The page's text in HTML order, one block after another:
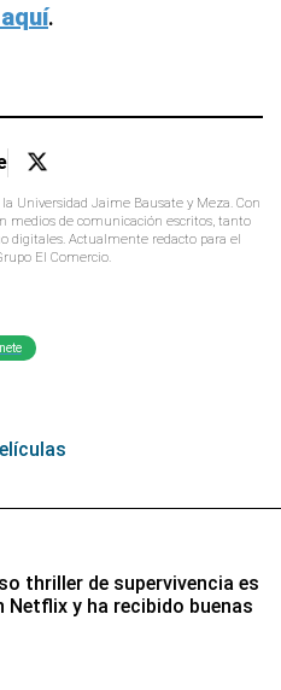
.
Universidad Jaime Bausate y Meza. Con
medios de comunicación escritos, tanto
digitales. Actualmente redacto para el
El Comercio.
thriller de supervivencia es
Netflix y ha recibido buenas